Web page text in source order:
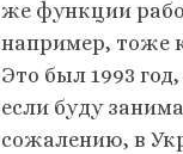
же функции
например, тоже
Это был 1993
если буду
сожалению, в